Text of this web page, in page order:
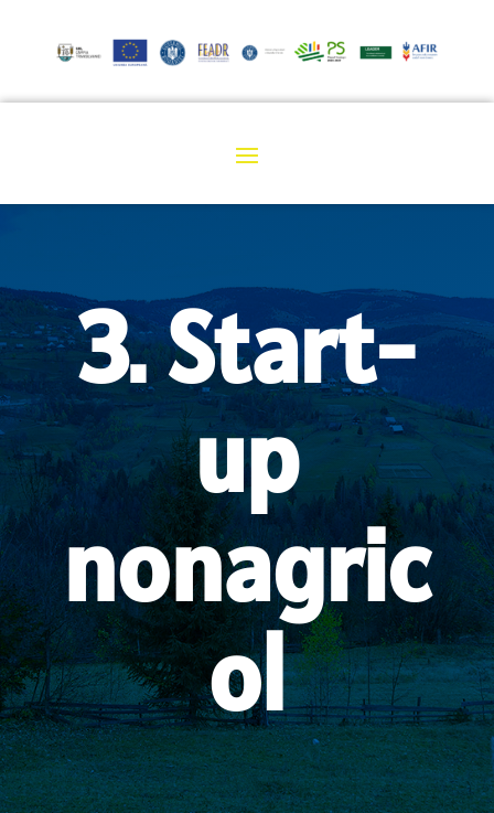
3. Start-
up
nonagric
ol